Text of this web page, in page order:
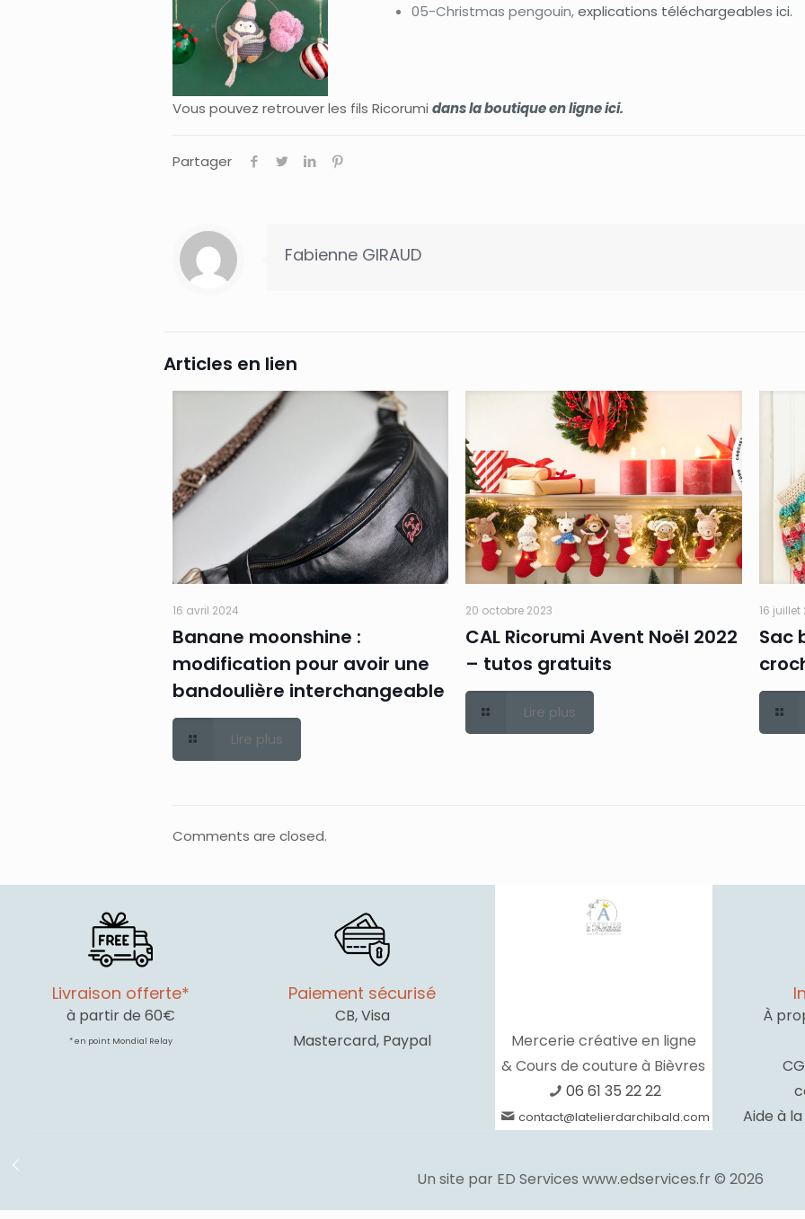
05-Christmas pengouin,explications téléchargeables ici.
Vous pouvez retrouver les fils Ricorumi dans la boutique en ligne ici.
Partager
Fabienne GIRAUD
Articles en lien
16 avril 2024
Banane moonshine :
modification pour avoir une
bandoulière interchangeable
Lire plus
20 octobre 2023
CAL Ricorumi Avent Noël 2022
– tutos gratuits
Lire plus
16 juillet
Sac
Comments are closed.
Livraison offerte*
à partir de 60€
* en point Mondial Relay
Paiement sécurisé
CB, Visa
Mastercard, Paypal
Mercerie créative en ligne
& Cours de couture à Bièvres
06 61 35 22 22
contact@latelierdarchibald.com
À
Aide à
Un site par ED Services www.edservices.fr © 2026